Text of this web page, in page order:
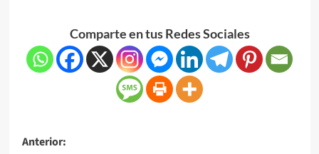
Comparte en tus Redes Sociales
Anterior: